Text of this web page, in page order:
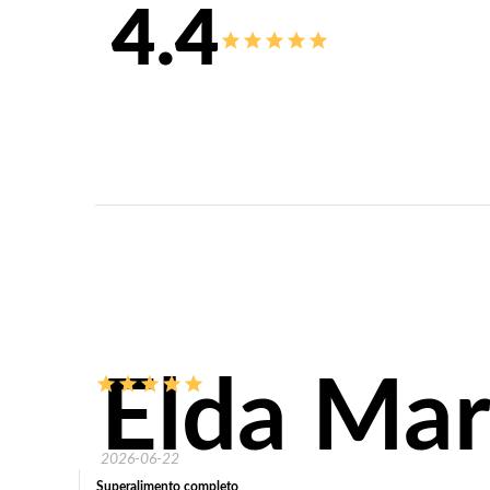
4.4
Elda
2026-06-22
Superalimento completo